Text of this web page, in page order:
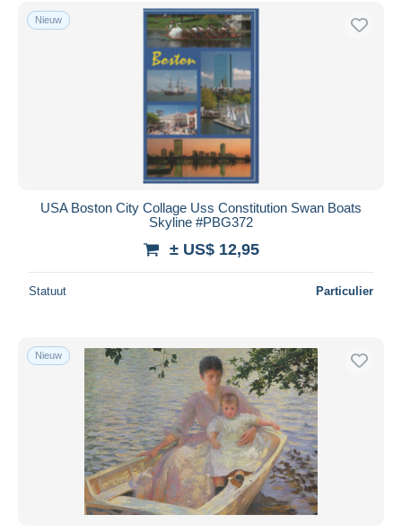
Gratis levering
Bankoverschrijving
Mastercard
Bancontact
Woonplaats van de verkoper
Toepassen
Nieuw
USA Boston City Collage Uss Constitution Swan Boats
Skyline #PBG372
± US$ 12,95
Statuut Particulier
Nieuw